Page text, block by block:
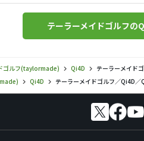
テーラーメイドゴルフの
ゴルフ(taylormade) Qi4D
テーラーメイド
Qi4D テーラーメイドゴルフ／Qi4D／